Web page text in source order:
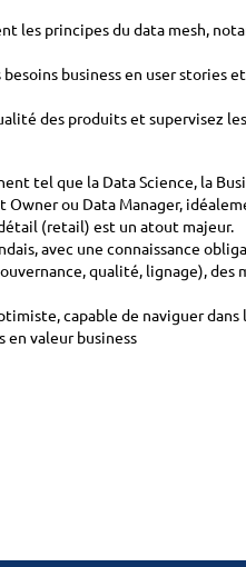
les principes du data mesh,
business en user stories
des produits et supervisez
tel que la Data Science, la
ou Data Manager,
(retail) est un atout majeur.
avec une connaissance
qualité, lignage),
capable de naviguer
valeur business